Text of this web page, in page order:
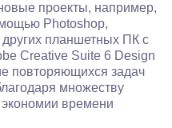
проекты, например,
Photoshop,
планшетных ПК с
Creative Suite 6 Design
повторяющихся задач
множеству
времени